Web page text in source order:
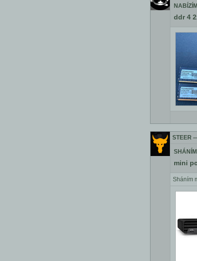
NABÍZÍM
ddr 4
STEER
SHÁNÍM
mini
Sháním